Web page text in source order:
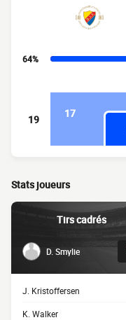
64%
19 17
Stats joueurs
Tirs cadrés
D. Smylie
J. Kristoffersen
K. Walker